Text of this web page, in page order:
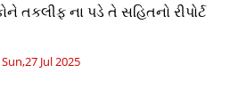
તકલીફ ના પડે તે સહિતનો રીપોર્ટ
Sun,27 Jul 2025